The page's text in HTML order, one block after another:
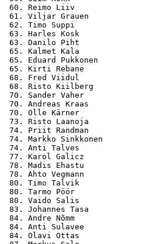
60. Reimo Liiv
61. Viljar
62.
63.
63. Danilo Piht
65.
65.
65. Kirti Rebane
68. Fred Viidul
68. Risto Kiilberg
70.
70.
70.
73.
74. Priit
74.
74. Anti Talves
77.
78. Madis
78. Ahto
80.
80. Tarmo
80.
83. Johannes Tasa
84.
84.
84.